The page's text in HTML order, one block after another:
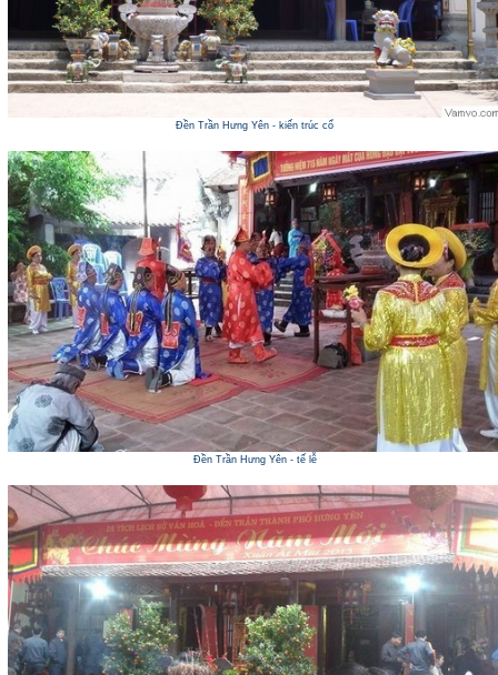
Đền Trần Hưng Yên - kiến trúc cổ
Đền Trần Hưng Yên - tế lễ